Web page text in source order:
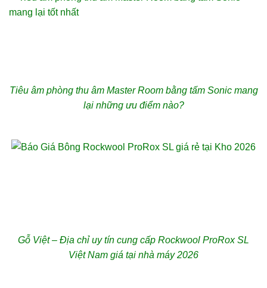
Tiêu âm phòng thu âm Master Room bằng tấm Sonic mang
lại những ưu điểm nào?
Gỗ Việt – Địa chỉ uy tín cung cấp Rockwool ProRox SL
Việt Nam giá tại nhà máy 2026